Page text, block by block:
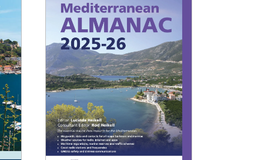
ovest, ha effettuato quattro traversate
a bordo delle sue barche e ha navigato
parti del mondo con altre imbarcazioni.
naviga nell’amato Mediterraneo
alla moglie Lu.